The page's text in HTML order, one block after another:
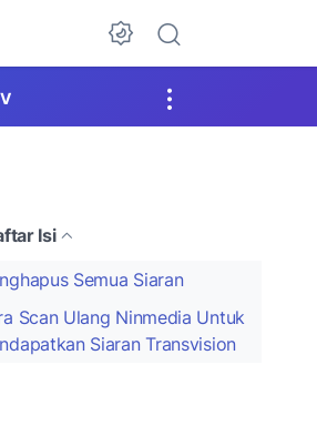
Dark Mode
Isi
Semua Siaran
Scan Ulang Ninmedia Untuk
Siaran Transvision